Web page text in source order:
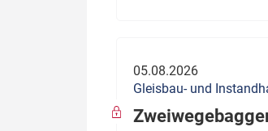
05.08.2026
Gleisbau- und